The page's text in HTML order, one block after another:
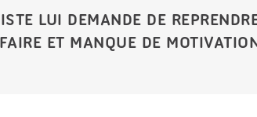
LUI DEMANDE DE
ET MANQUE DE